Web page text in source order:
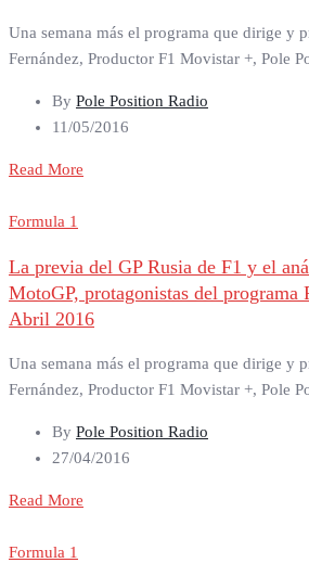
Una semana más el programa que dirige y
Fernández, Productor F1 Movistar +, Pole
By Pole Position Radio
11/05/2016
Read More
Formula 1
La previa del GP Rusia de F1 y el
MotoGP, protagonistas del programa
Abril 2016
Una semana más el programa que dirige y
Fernández, Productor F1 Movistar +, Pole
By Pole Position Radio
27/04/2016
Read More
Formula 1